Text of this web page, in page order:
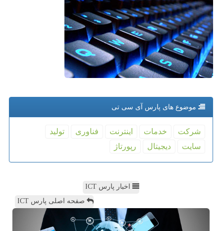
موضوع های پارس آی سی تی
شركت خدمات اینترنت فناوری
تولید
سایت
دیجیتال رپورتاژ
اخبار پارس ICT
صفحه اصلی پارس ICT